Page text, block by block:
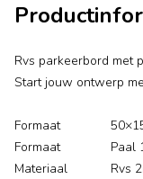
Rvs parkeerbord met
Start jouw ontwerp
Formaat 50×15
Formaat Paal 1
Materiaal Rvs